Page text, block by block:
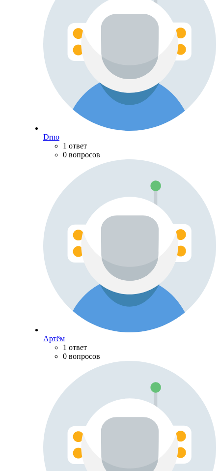
Drno
1 ответ
0 вопросов
Артём
1 ответ
0 вопросов